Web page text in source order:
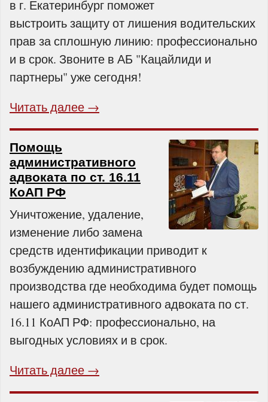
в г. Екатеринбург поможет
выстроить защиту от лишения водительских
прав за сплошную линию: профессионально
и в срок. Звоните в АБ "Кацайлиди и
партнеры" уже сегодня!
Читать далее →
Помощь
административного
адвоката по ст. 16.11
КоАП РФ
Уничтожение, удаление,
изменение либо замена
средств идентификации приводит к
возбуждению административного
производства где необходима будет помощь
нашего административного адвоката по ст.
16.11 КоАП РФ: профессионально, на
выгодных условиях и в срок.
Читать далее →